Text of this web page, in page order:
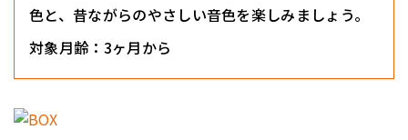
色と、昔ながらのやさしい音色を楽しみましょう。
対象月齢：3ヶ月から